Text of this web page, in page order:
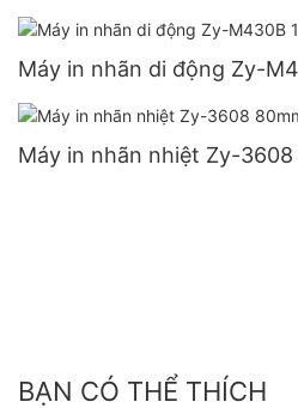
Máy in nhãn di động Zy-
Máy in nhãn nhiệt Zy-3608
BẠN CÓ THỂ THÍCH